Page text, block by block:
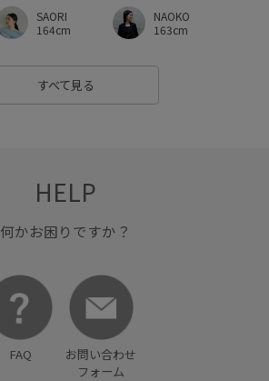
SAORI
164cm
NAOKO
163cm
すべて見る
HELP
何かお困りですか？
FAQ
お問い合わせ
フォーム